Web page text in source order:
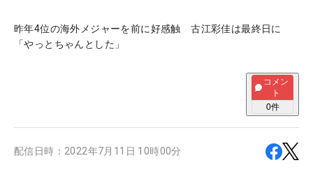
昨年4位の海外メジャーを前に好感触 古江彩佳は最終日に
「やっとちゃんとした」
コメン
ト
0件
配信日時： 2022年7月11日 10時00分